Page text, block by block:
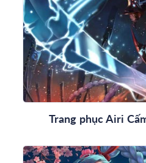
Trang phục Airi